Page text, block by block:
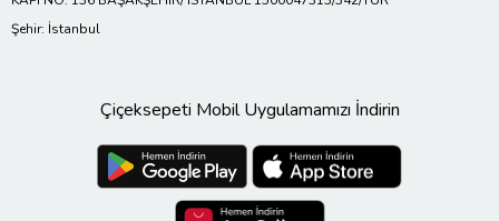
Şehir: İstanbul
Çiçeksepeti Mobil Uygulamamızı İndirin